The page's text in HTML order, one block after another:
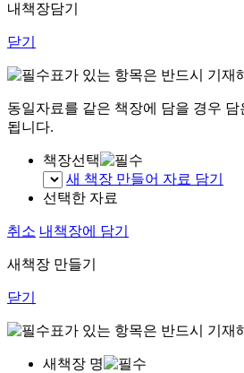
내책장담기
닫기
표가 있는 항목은 반드시 기재
동일자료를 같은 책장에 담을 경우
됩니다.
책장선택
새 책장 만들어 자료 담기
선택한 자료
취소 내책장에 담기
새책장 만들기
닫기
표가 있는 항목은 반드시 기재
새책장 명